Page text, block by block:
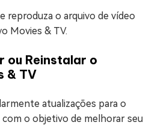
reproduza o arquivo de vídeo
Movies & TV.
ou Reinstalar o
& TV
atualizações para o
com o objetivo de melhorar seu